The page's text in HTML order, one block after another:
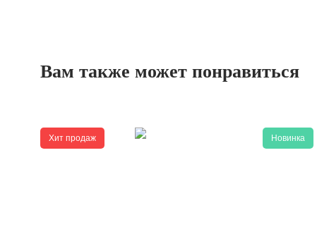
Вам также может понравиться
Хит продаж Новинка